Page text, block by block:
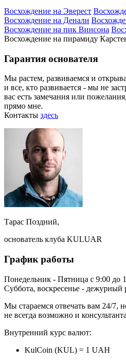
Восхождение на Эверест
Восхождение на Денали
Восхождение на пик Винсона
Восхождение на пирамиду
Гарантия основателя
Мы растем, развиваемся и
и все, кто развивается - мы не
вас есть замечания или
прямо мне.
Контакты здесь
Тарас Поздний,
основатель клуба KULUAR
График работы
Понедельник - Пятница с 9:00 до
Суббота, воскресенье -
Мы стараемся отвечать вам 24/7,
не всегда возможно и
Внутренний курс валют:
KulCoin (KUL) = 1 UAH